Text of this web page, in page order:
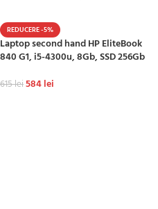
REDUCERE -5%
Laptop second hand HP EliteBook
840 G1, i5-4300u, 8Gb, SSD 256Gb
615lei584lei